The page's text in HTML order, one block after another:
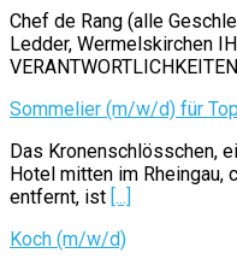
Chef de Rang (alle
Ledder, Wermelskirchen
Sommelier (m/w/d) für
Das Kronenschlösschen,
Hotel mitten im Rheingau,
entfernt, ist [...]
Koch (m/w/d)